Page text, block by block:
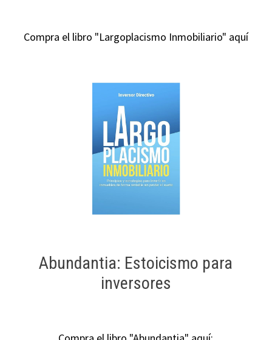
Compra el libro "Largoplacismo Inmobiliario" aquí
Abundantia: Estoicismo para
inversores